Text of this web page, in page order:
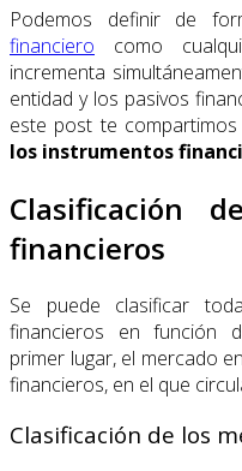
Podemos definir de
financiero como
incrementa
entidad y los pasivos
este post te compartimos
los instrumentos
Clasificación
financieros
Se puede clasificar
financieros en función
primer lugar, el mercado
financieros, en el que
Clasificación de los